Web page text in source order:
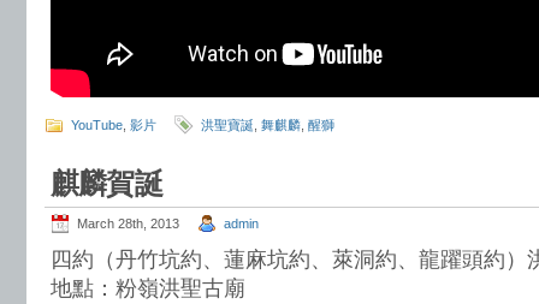
YouTube 影片 洪聖寶誕 舞麒麟 醒獅
麒麟賀誕
March 28th, 2013 admin
四約（丹竹坑約、蓮麻坑約、萊洞約、龍躍頭約）
地點：粉嶺洪聖古廟